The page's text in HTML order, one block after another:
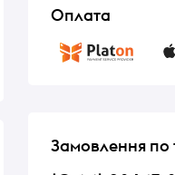
Оплата
Замовлення по